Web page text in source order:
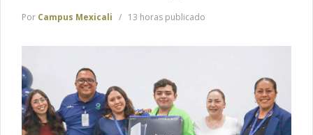
Por Campus Mexicali 13 horas publicado